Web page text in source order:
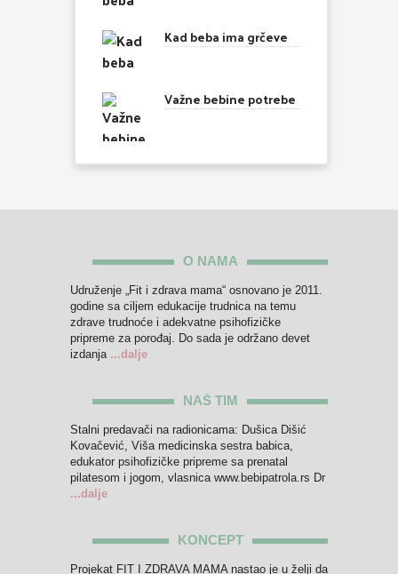
Kad beba ima grčeve
Važne bebine potrebe
O NAMA
Udruženje „Fit i zdrava mama“ osnovano je 2011.
godine sa ciljem edukacije trudnica na temu
zdrave trudnoće i adekvatne psihofizičke
pripreme za porođaj. Do sada je održano devet
izdanja ...dalje
NAŠ TIM
Stalni predavači na radionicama: Dušica Dišić
Kovačević, Viša medicinska sestra babica,
edukator psihofizičke pripreme sa prenatal
pilatesom i jogom, vlasnica www.bebipatrola.rs Dr
...dalje
KONCEPT
Projekat FIT I ZDRAVA MAMA nastao je u želji da